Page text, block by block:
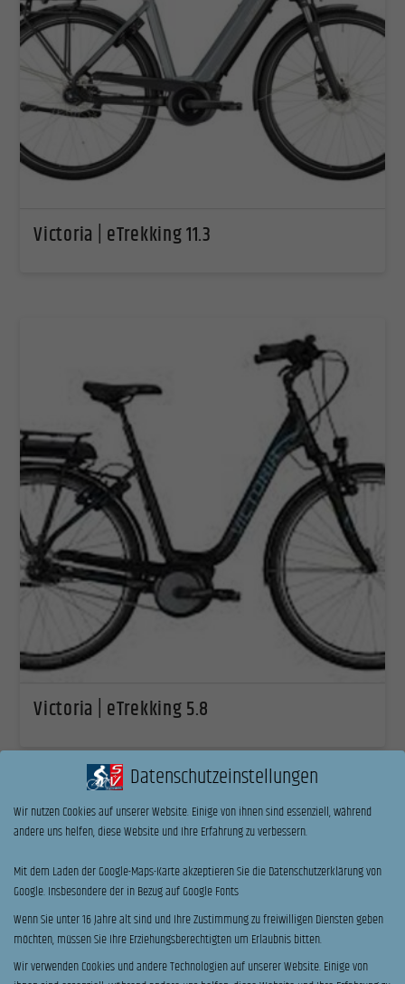
Victoria | eTrekking 11.3
Victoria | eTrekking 5.8
Datenschutzeinstellungen
Wir nutzen Cookies auf unserer Website. Einige von ihnen sind essenziell, während
andere uns helfen, diese Website und Ihre Erfahrung zu verbessern.
Mit dem Laden der Google-Maps-Karte akzeptieren Sie die Datenschutzerklärung von
Google. Insbesondere der in Bezug auf Google Fonts
Wenn Sie unter 16 Jahre alt sind und Ihre Zustimmung zu freiwilligen Diensten geben
möchten, müssen Sie Ihre Erziehungsberechtigten um Erlaubnis bitten.
Wir verwenden Cookies und andere Technologien auf unserer Website. Einige von